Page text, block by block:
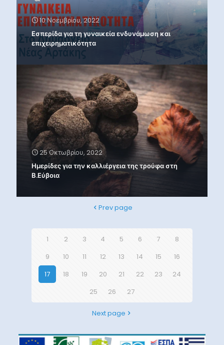
10 Νοεμβρίου, 2022
Εσπερίδα για τη γυναικεία ενδυνάμωση και
επιχειρηματικότητα
25 Οκτωβρίου, 2022
Ημερίδες για την καλλιέργεια της τρούφα στη
Β.Εύβοια
Prev page
1 2 3 4 5 6 7
8
9
10 11 12 13 14 15
16
17
18 19 20 21 22 23
24
25
26 27
Next page